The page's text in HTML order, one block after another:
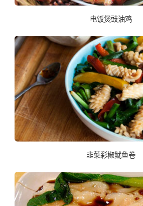
电饭煲豉油鸡
韭菜彩椒鱿鱼卷